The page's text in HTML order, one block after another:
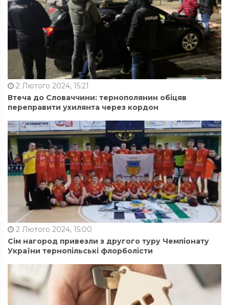
2 Лютого 2024, 15:21
Втеча до Словаччини: тернополянин обіцяв
переправити ухилянта через кордон
2 Лютого 2024, 15:00
Сім нагород привезли з другого туру Чемпіонату
України тернопільські флорболісти